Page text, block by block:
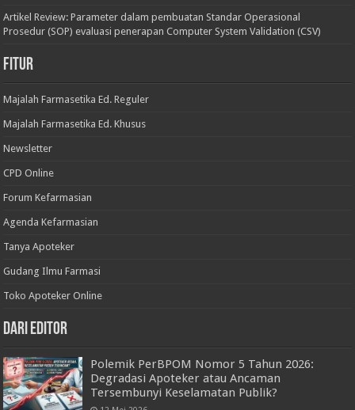
Artikel Review: Parameter dalam pembuatan Standar Operasional
Prosedur (SOP) evaluasi penerapan Computer System Validation (CSV)
Fitur
Majalah Farmasetika Ed. Reguler
Majalah Farmasetika Ed. Khusus
Newsletter
CPD Online
Forum Kefarmasian
Agenda Kefarmasian
Tanya Apoteker
Gudang Ilmu Farmasi
Toko Apoteker Online
Dari Editor
Polemik PerBPOM Nomor 5 Tahun 2026:
Degradasi Apoteker atau Ancaman
Tersembunyi Keselamatan Publik?